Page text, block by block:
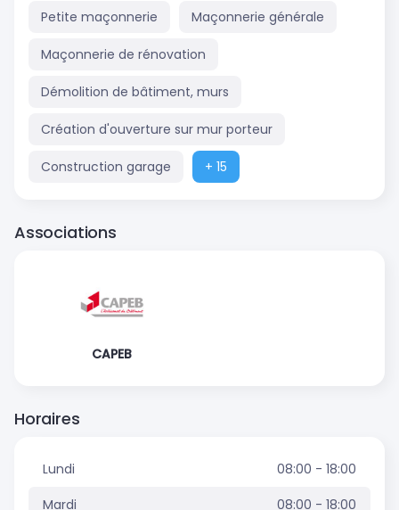
Petite maçonnerie Maçonnerie générale
Maçonnerie de rénovation
Démolition de bâtiment, murs
Création d'ouverture sur mur porteur
Construction garage + 15
Associations
CAPEB
Horaires
Lundi
08:00 - 18:00
Mardi
08:00 - 18:00